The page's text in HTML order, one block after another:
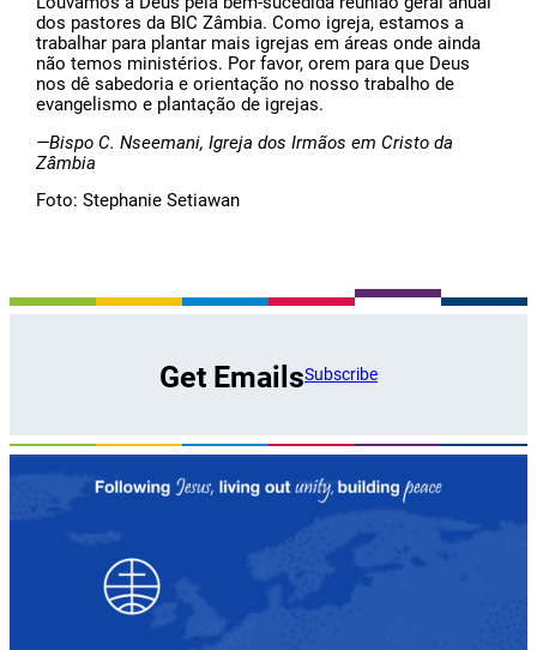
dos pastores da BIC Zâmbia. Como igreja, estamos a
trabalhar para plantar mais igrejas em áreas onde ainda
não temos ministérios. Por favor, orem para que Deus
nos dê sabedoria e orientação no nosso trabalho de
evangelismo e plantação de igrejas.
—Bispo C. Nseemani, Igreja dos Irmãos em Cristo da
Zâmbia
Foto: Stephanie Setiawan
Get EmailsSubscribe